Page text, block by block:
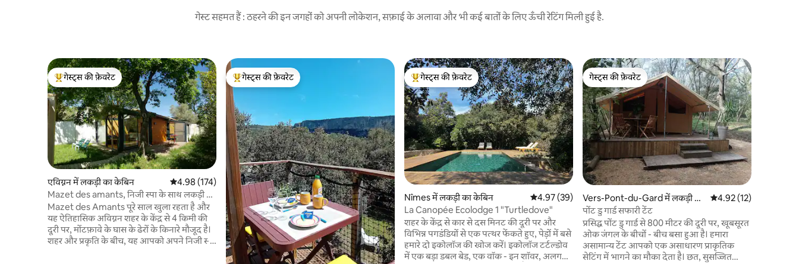
गेस्ट सहमत हैं : ठहरने की इन जगहों को अपनी लोकेशन, सफ़ाई के अलावा और भी कई बातों के लिए ऊँची रेटिंग मिली हुई है.
गेस्ट्स का टॉप फ़ेवरेट
गेस्ट्स की फ़ेवरेट
एविग्नन में लकड़ी का केबिन औसत रेटिंग 5 में से 4.98, 174 समीक्षाएँ
4.98 (174)
Mazet des amants, निजी स्पा के साथ लकड़ी का
केबिन
Mazet des Amants पूरे साल खुला रहता है और
यह ऐतिहासिक अविग्नन शहर के केंद्र से 4 किमी की
दूरी पर, मोंटफ़ावे के घास के ढेरों के किनारे मौजूद है।
शहर और प्रकृति के बीच, यह आपको अपने निजी स्पा
गेस्ट्स का टॉप फ़ेवरेट
गेस्ट्स की फ़ेवरेट
गेस्ट्स का टॉप फ़ेवरेट
गेस्ट्स की फ़ेवरेट
Nîmes में लकड़ी का केबिन औसत रेटिंग 5 में से 4.97, 39 समीक्षाएँ
4.97 (39)
La Canopée Ecolodge 1 "Turtledove"
शहर के केंद्र से कार से दस मिनट की दूरी पर और
विभिन्न पगडंडियों से एक पत्थर फेंकते हुए, पेड़ों में बसे
हमारे दो इकोलॉज की खोज करें। इकोलॉज टर्टल्डोव
में एक बड़ा डबल बेड, एक वॉक - इन शॉवर, अलग
गेस्ट्स की फ़ेवरेट
गेस्ट्स की फ़ेवरेट
Vers-Pont-du-Gard में लकड़ी का
केबिन
औसत रेटिंग 5 में से 4.92,
4.92 (12)
पोंट डु गार्ड सफारी टेंट
प्रसिद्ध पोंट डु गार्ड से 800 मीटर की दूरी पर, खूबसूरत
ओक जंगल के बीचों - बीच बसा हुआ है। हमारा
असामान्य टेंट आपको एक असाधारण प्राकृतिक
सेटिंग में भागने का मौका देता है। छत, सुसज्जित